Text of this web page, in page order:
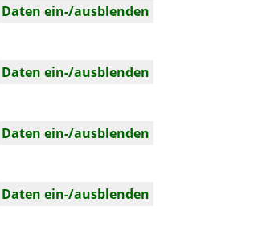
Daten ein-/ausblenden
Daten ein-/ausblenden
Daten ein-/ausblenden
Daten ein-/ausblenden